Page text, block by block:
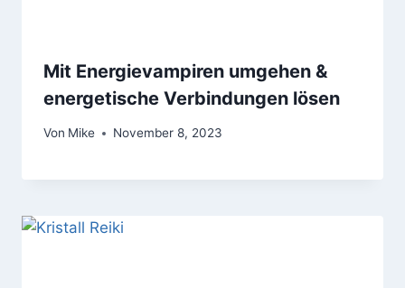
Mit Energievampiren umgehen &
energetische Verbindungen lösen
Von Mike November 8, 2023